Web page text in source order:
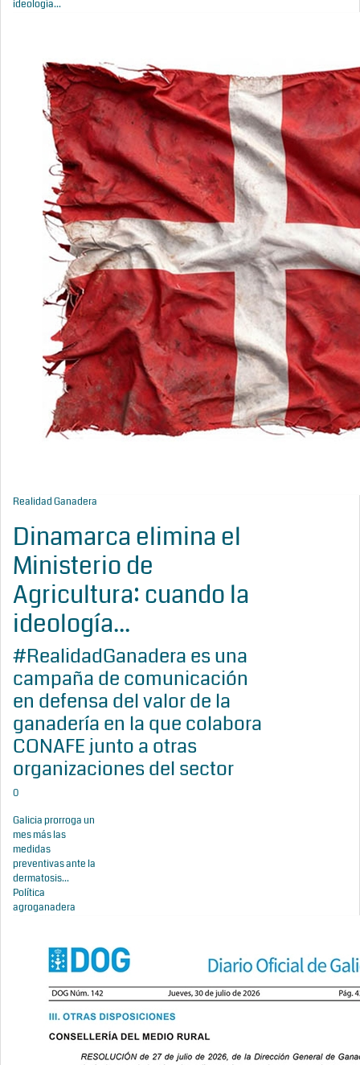
ideología...
Realidad Ganadera
Dinamarca elimina el
Ministerio de
Agricultura: cuando la
ideología...
#RealidadGanadera es una
campaña de comunicación
en defensa del valor de la
ganadería en la que colabora
CONAFE junto a otras
organizaciones del sector
0
Galicia prorroga un
mes más las
medidas
preventivas ante la
dermatosis...
Política
agroganadera